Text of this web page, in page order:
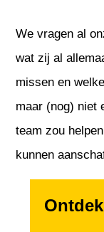
We vragen al
wat zij al
missen en
maar (nog) niet
team zou
kunnen